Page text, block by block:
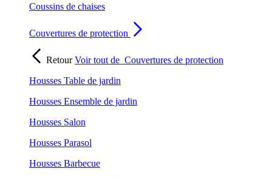
Coussins de chaises
Couvertures de protection
RetourVoir tout de Couvertures de protection
Housses Table de jardin
Housses Ensemble de jardin
Housses Salon
Housses Parasol
Housses Barbecue